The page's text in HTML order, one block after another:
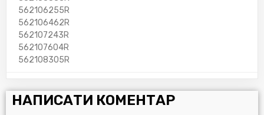
562106255R
562106462R
562107243R
562107604R
562108305R
НАПИСАТИ КОМЕНТАР